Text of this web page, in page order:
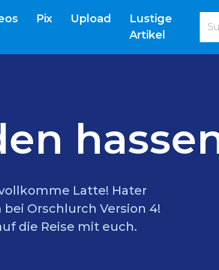
Pix Upload
Lustige
Artikel
Latte! Hater
Orschlurch Version 4!
die Reise mit euch.